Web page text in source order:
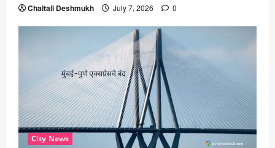
Chaitali Deshmukh July 7, 2026 0
City News